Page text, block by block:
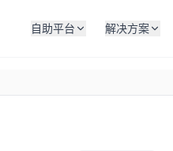
自助平台 解决方案